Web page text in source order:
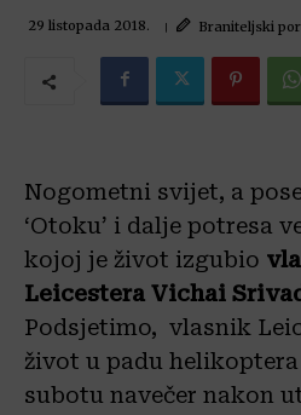
29 listopada 2018. Braniteljski
Nogometni svijet, a
‘Otoku’ i dalje potresa
kojoj je život izgubio
Leicestera Vichai
Podsjetimo, vlasnik
život u padu
subotu navečer nakon